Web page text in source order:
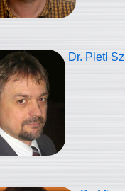
Dr. Pletl